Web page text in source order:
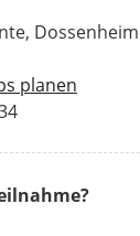
planen